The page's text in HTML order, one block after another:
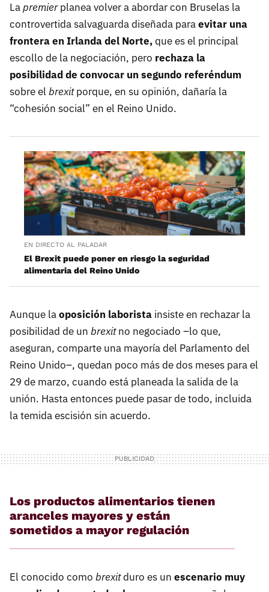
Lapremierplanea volver a abordar con Bruselas la
controvertida salvaguarda diseñada paraevitar una
frontera en Irlanda del Norte,que es el principal
escollo de la negociación, pero rechaza la
posibilidad de convocar un segundo referéndum
sobre el brexitporque, en su opinión, dañaría la
“cohesión social” en el Reino Unido.
EN DIRECTO AL PALADAR
El Brexit puede poner en riesgo la seguridad
alimentaria del Reino Unido
Aunque laoposición laborista insiste en rechazar la
posibilidad de un brexitno negociado –lo que,
aseguran, comparte una mayoría del Parlamento del
Reino Unido–, quedan poco más de dos meses para el
29 de marzo, cuando está planeada la salida de la
unión. Hasta entonces puede pasar de todo, incluida
la temida escisión sin acuerdo.
Los productos alimentarios tienen
aranceles mayores y están
sometidos a mayor regulación
El conocido como brexitduro es un escenario muy